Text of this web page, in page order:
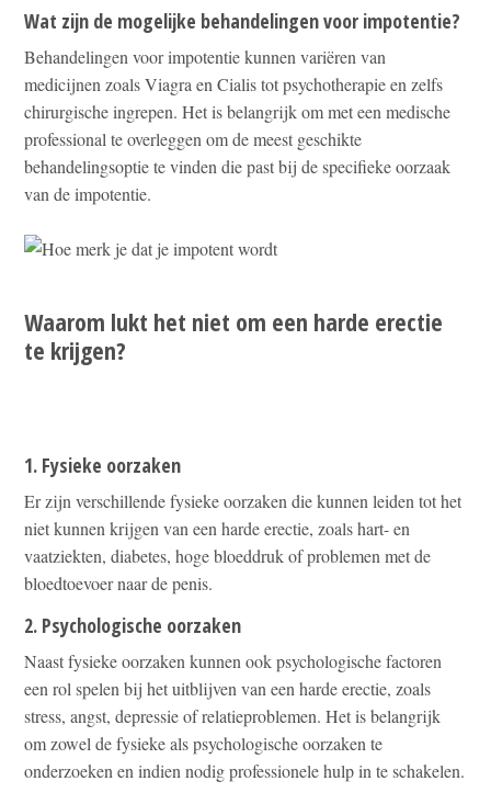
Wat zijn de mogelijke behandelingen voor impotentie?
Behandelingen voor impotentie kunnen variëren van
medicijnen zoals Viagra en Cialis tot psychotherapie en zelfs
chirurgische ingrepen. Het is belangrijk om met een medische
professional te overleggen om de meest geschikte
behandelingsoptie te vinden die past bij de specifieke oorzaak
van de impotentie.
Waarom lukt het niet om een harde erectie
te krijgen?
1. Fysieke oorzaken
Er zijn verschillende fysieke oorzaken die kunnen leiden tot het
niet kunnen krijgen van een harde erectie, zoals hart- en
vaatziekten, diabetes, hoge bloeddruk of problemen met de
bloedtoevoer naar de penis.
2. Psychologische oorzaken
Naast fysieke oorzaken kunnen ook psychologische factoren
een rol spelen bij het uitblijven van een harde erectie, zoals
stress, angst, depressie of relatieproblemen. Het is belangrijk
om zowel de fysieke als psychologische oorzaken te
onderzoeken en indien nodig professionele hulp in te schakelen.